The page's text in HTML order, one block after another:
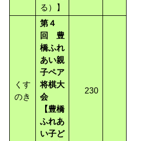
る）
】
くす
のき
第４
回 豊
橋ふれ
あい親
子ペア
将棋大
会
【豊橋
ふれあ
い子ど
230